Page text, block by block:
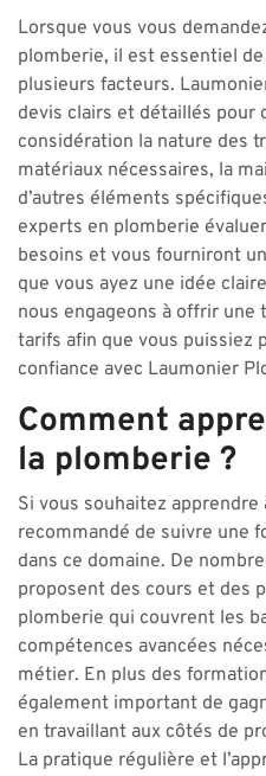
Lorsque vous vous
plomberie, il est essentiel
plusieurs facteurs.
devis clairs et détaillés pour
considération la nature des
matériaux nécessaires, la
d’autres éléments
experts en plomberie
besoins et vous fourniront
que vous ayez une idée
nous engageons à offrir une
tarifs afin que vous puissiez
confiance avec Laumonier
Comment
la plomberie ?
Si vous souhaitez
recommandé de suivre une
dans ce domaine. De
proposent des cours et des
plomberie qui couvrent les
compétences avancées
métier. En plus des
également important de
en travaillant aux côtés de
La pratique régulière et